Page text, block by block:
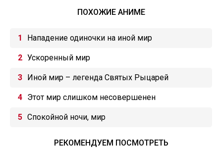
ПОХОЖИЕ АНИМЕ
Нападение одиночки на иной мир
Ускоренный мир
Иной мир – легенда Святых Рыцарей
Этот мир слишком несовершенен
Спокойной ночи, мир
РЕКОМЕНДУЕМ ПОСМОТРЕТЬ